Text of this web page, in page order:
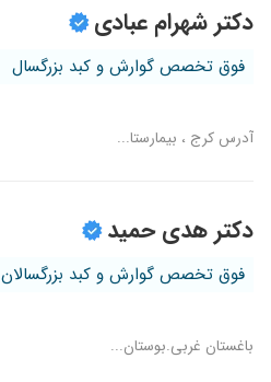
دکتر شهرام عبادی
فوق تخصص گوارش و کبد بزرگسال
آدرس کرج ، بیمارستا...
دکتر هدی حمید
فوق تخصص گوارش و کبد بزرگسالان
باغستان غربی.بوستان...